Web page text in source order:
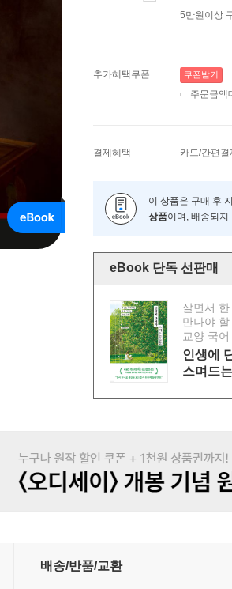
5만원이상
추가혜택쿠폰 쿠폰받기
주문금액
결제혜택 카드/간편
이 상품은 구매 후
상품이며, 배송되지
eBook 단독 선판매
살면서 한
만나야 할
교양 국어
인생에
스며드
20문장
배송/반품/교환